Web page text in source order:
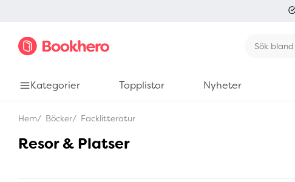
Kategorier Topplistor Nyheter
Hem Böcker Facklitteratur
Resor & Platser